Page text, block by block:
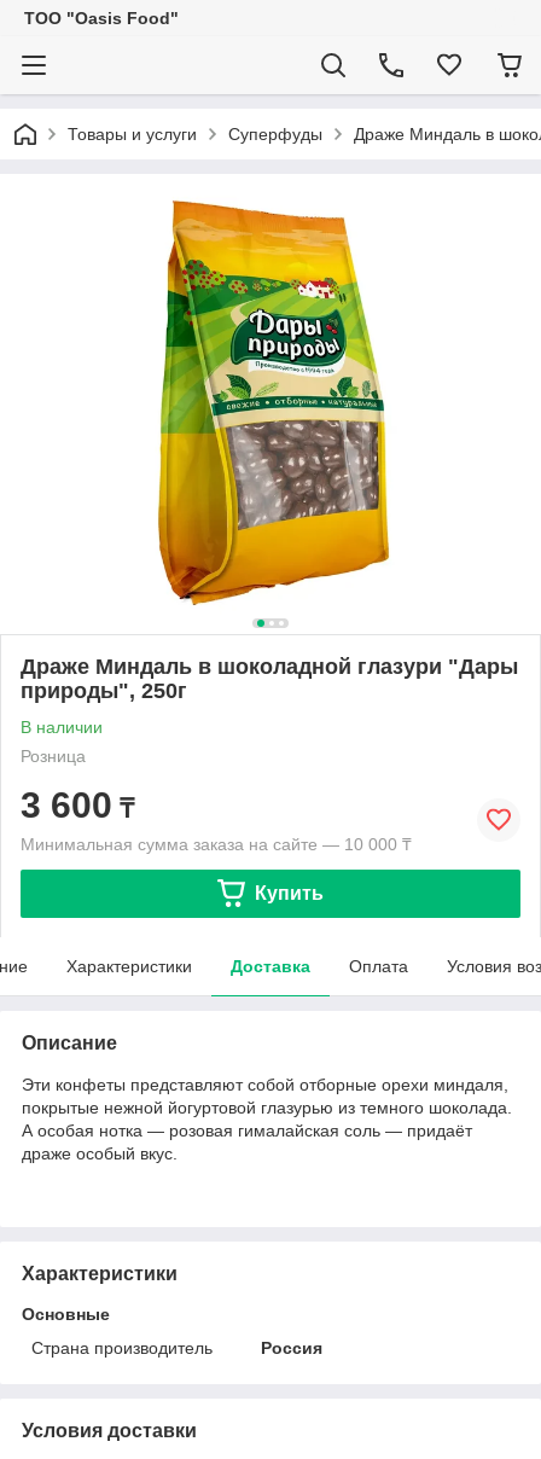
ТОО "Oasis Food"
Товары и услуги Суперфуды Драже Миндаль в
Драже Миндаль в шоколадной глазури "Дары
природы", 250г
В наличии
Розница
3 600 ₸
Минимальная сумма заказа на сайте — 10 000 ₸
Купить
Характеристики Доставка Оплата Условия
Описание
Эти конфеты представляют собой отборные орехи миндаля,
покрытые нежной йогуртовой глазурью из темного шоколада.
А особая нотка — розовая гималайская соль — придаёт
драже особый вкус.
Характеристики
Основные
Страна производитель
Россия
Условия доставки